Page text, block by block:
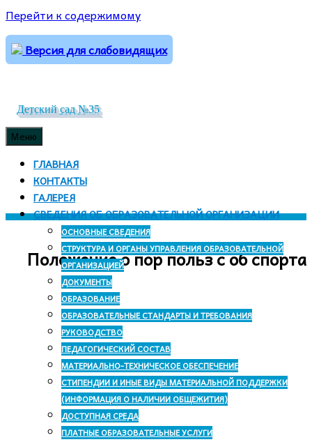
Перейти к содержимому
Версия для слабовидящих
Детский сад №35
Меню
ГЛАВНАЯ
КОНТАКТЫ
ГАЛЕРЕЯ
СВЕДЕНИЯ ОБ ОБРАЗОВАТЕЛЬНОЙ ОРГАНИЗАЦИИ
ОСНОВНЫЕ СВЕДЕНИЯ
СТРУКТУРА И ОРГАНЫ УПРАВЛЕНИЯ ОБРАЗОВАТЕЛЬНОЙ
ОРГАНИЗАЦИЕЙ
ДОКУМЕНТЫ
ОБРАЗОВАНИЕ
ОБРАЗОВАТЕЛЬНЫЕ СТАНДАРТЫ И ТРЕБОВАНИЯ
РУКОВОДСТВО
ПЕДАГОГИЧЕСКИЙ СОСТАВ
МАТЕРИАЛЬНО-ТЕХНИЧЕСКОЕ ОБЕСПЕЧЕНИЕ
СТИПЕНДИИ И ИНЫЕ ВИДЫ МАТЕРИАЛЬНОЙ ПОДДЕРЖКИ
(ИНФОРМАЦИЯ О НАЛИЧИИ ОБЩЕЖИТИЯ)
ДОСТУПНАЯ СРЕДА
ПЛАТНЫЕ ОБРАЗОВАТЕЛЬНЫЕ УСЛУГИ
Положение о пор польз с об спорта